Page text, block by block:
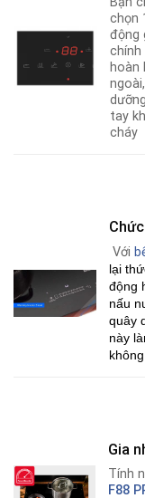
chọn
động
hoàn
tay
cháy
Với
lại
động
nấu
quây
này
Gia
Tính
F88